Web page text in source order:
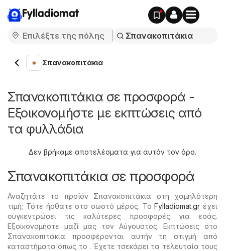
Fylladiomat
Σπανακοπιτάκια
Σπανακοπιτάκια σε προσφορά -
Εξοικονομήστε με εκπτώσεις από
τα φυλλάδια
Δεν βρήκαμε αποτελέσματα για αυτόν τον όρο.
Σπανακοπιτάκια σε προσφορά
Αναζητάτε το προϊόν Σπανακοπιτάκια στη χαμηλότερη
τιμή; Τότε ήρθατε στο σωστό μέρος. ΤοFylladiomat.gr έχει
συγκεντρώσει τις καλύτερες προσφορές για εσάς.
Εξοικονομήστε μαζί μας τον Αύγουστος. Εκπτώσεις στο
Σπανακοπιτάκια προσφέρονται αυτήν τη στιγμή από
καταστήματα όπως το . Έχετε τσεκάρει τα τελευταία τους